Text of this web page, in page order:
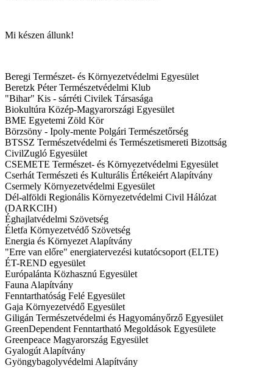
Mi készen állunk!
Beregi Természet- és Környezetvédelmi Egyesület
Beretzk Péter Természetvédelmi Klub
"Bihar" Kis - sárréti Civilek Társasága
Biokultúra Közép-Magyarországi Egyesület
BME Egyetemi Zöld Kör
Börzsöny - Ipoly-mente Polgári Természetőrség
BTSSZ Természetvédelmi és Természetismereti Bizottság
CivilZugló Egyesület
CSEMETE Természet- és Környezetvédelmi Egyesület
Cserhát Természeti és Kulturális Értékeiért Alapítvány
Csermely Környezetvédelmi Egyesület
Dél-alföldi Regionális Környezetvédelmi Civil Hálózat
(DARKCIH)
Éghajlatvédelmi Szövetség
Életfa Környezetvédő Szövetség
Energia és Környezet Alapítvány
"Erre van előre" energiatervezési kutatócsoport (ELTE)
ÉT-REND egyesület
Európalánta Közhasznú Egyesület
Fauna Alapítvány
Fenntarthatóság Felé Egyesület
Gaja Környezetvédő Egyesület
Giligán Természetvédelmi és Hagyományőrző Egyesület
GreenDependent Fenntartható Megoldások Egyesülete
Greenpeace Magyarország Egyesület
Gyalogút Alapítvány
Gyöngybagolyvédelmi Alapítvány